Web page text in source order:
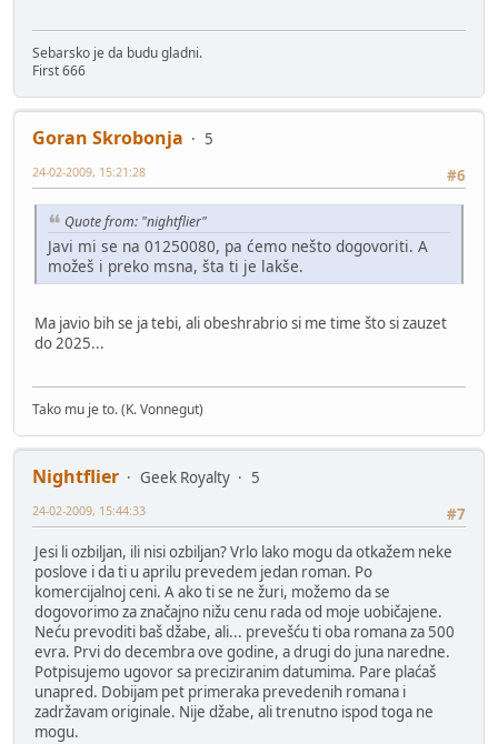
Sebarsko je da budu gladni.
First 666
Goran Skrobonja
5
#6
24-02-2009, 15:21:28
Quote from: "nightflier"
Javi mi se na 01250080, pa ćemo nešto dogovoriti. A
možeš i preko msna, šta ti je lakše.
Ma javio bih se ja tebi, ali obeshrabrio si me time što si zauzet
do 2025...
Tako mu je to. (K. Vonnegut)
Nightflier Geek Royalty
5
#7
24-02-2009, 15:44:33
Jesi li ozbiljan, ili nisi ozbiljan? Vrlo lako mogu da otkažem neke
poslove i da ti u aprilu prevedem jedan roman. Po
komercijalnoj ceni. A ako ti se ne žuri, možemo da se
dogovorimo za značajno nižu cenu rada od moje uobičajene.
Neću prevoditi baš džabe, ali... prevešću ti oba romana za 500
evra. Prvi do decembra ove godine, a drugi do juna naredne.
Potpisujemo ugovor sa preciziranim datumima. Pare plaćaš
unapred. Dobijam pet primeraka prevedenih romana i
zadržavam originale. Nije džabe, ali trenutno ispod toga ne
mogu.